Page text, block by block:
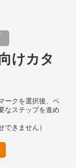
けカタ
ークを選択後、ペ
なステップを進め
できません）